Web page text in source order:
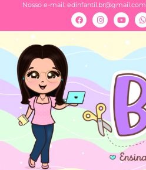
Nosso e-mail: edinfantil.br@gmail.com